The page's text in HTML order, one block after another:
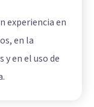
experiencia en
en la
en el uso de